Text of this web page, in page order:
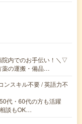
院内でのお手伝い！＼▽
薬の運搬・備品…
ンスキル不要 / 英語力不
代・60代の方も活躍
談もOK…